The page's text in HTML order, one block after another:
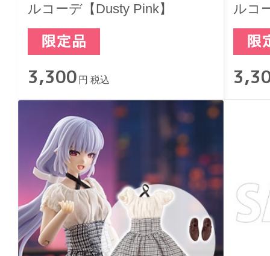
ルコーデ【Dusty Pink】
3,300 円 税込
ルコ